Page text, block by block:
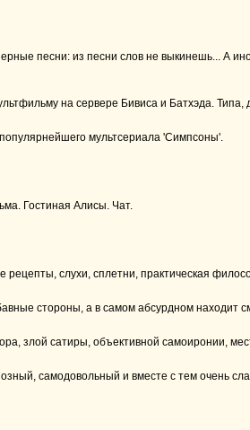
песни: из песни слов не выкинешь... А
на сервере Бивиса и Батхэда. Типа,
мультсериала 'Симпсоны'.
Гостиная Алисы. Чат.
слухи, сплетни, практическая
стороны, а в самом абсурдном находит
злой сатиры, объективной самоиронии,
самодовольный и вместе с тем очень